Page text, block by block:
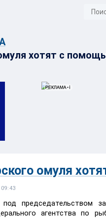
хотят с
омуля
председательством
агентства по